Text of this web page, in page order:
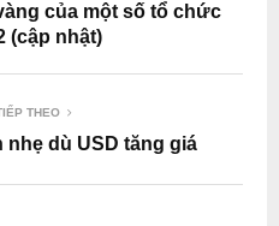
của một số tổ chức
(cập nhật)
THEO
nhẹ dù USD tăng giá